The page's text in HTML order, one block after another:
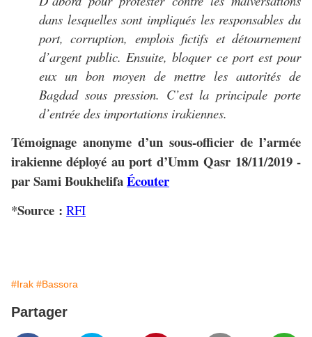
dans lesquelles sont impliqués les responsables du
port, corruption, emplois fictifs et détournement
d’argent public. Ensuite, bloquer ce port est pour
eux un bon moyen de mettre les autorités de
Bagdad sous pression. C’est la principale porte
d’entrée des importations irakiennes.
Témoignage anonyme d’un sous-officier de l’armée
irakienne déployé au port d’Umm Qasr 18/11/2019 -
par Sami BoukhelifaÉcouter
*Source : RFI
#Irak #Bassora
Partager